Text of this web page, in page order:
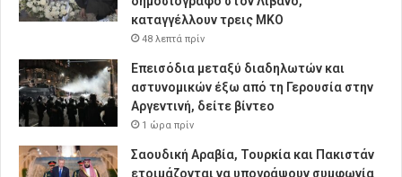
καταγγέλλουν τρεις ΜΚΟ
48 λεπτά πρίν
Επεισόδια μεταξύ διαδηλωτών και
αστυνομικών έξω από τη Γερουσία στην
Αργεντινή, δείτε βίντεο
1 ώρα πρίν
Σαουδική Αραβία, Τουρκία και Πακιστάν
ετοιμάζονται να υπογράψουν συμφωνία